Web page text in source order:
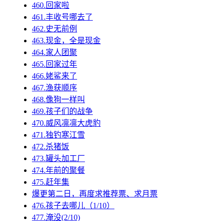
460.回家啦
461.丰收号哪去了
462.史无前例
463.现金，全是现金
464.家人团聚
465.回家过年
466.姥鲨来了
467.渔获顺序
468.像狗一样叫
469.孩子们的战争
470.威风凛凛大虎豹
471.独钓寒江雪
472.杀猪饭
473.罐头加工厂
474.年前的聚餐
475.赶年集
爆更第二日，再度求推荐票、求月票
476.孩子去哪儿（1/10）
477.淹没(2/10)